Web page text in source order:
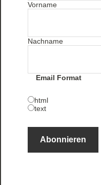
Vorname
Nachname
Email Format
html
text